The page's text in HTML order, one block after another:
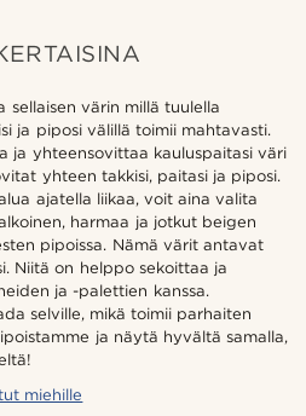
sellaisen värin millä tuulella
ja piposi välillä toimii mahtavasti.
ja yhteensovittaa kauluspaitasi väri
yhteen takkisi, paitasi ja piposi.
ajatella liikaa, voit aina valita
harmaa ja jotkut beigen
pipoissa. Nämä värit antavat
Niitä on helppo sekoittaa ja
ja -palettien kanssa.
selville, mikä toimii parhaiten
ja näytä hyvältä samalla,
miehille